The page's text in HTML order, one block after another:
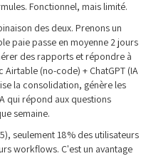
Fonctionnel, mais limité.
des deux. Prenons un
paie passe en moyenne 2 jours
des rapports et répondre à
(no-code) + ChatGPT (IA
la consolidation, génère les
qui répond aux questions
semaine.
seulement 18% des utilisateurs
workflows. C'est un avantage